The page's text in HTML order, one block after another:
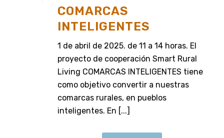
COMARCAS
INTELIGENTES
1 de abril de 2025. de 11 a 14 horas. El
proyecto de cooperación Smart Rural
Living COMARCAS INTELIGENTES tiene
como objetivo convertir a nuestras
comarcas rurales, en pueblos
inteligentes. En [...]